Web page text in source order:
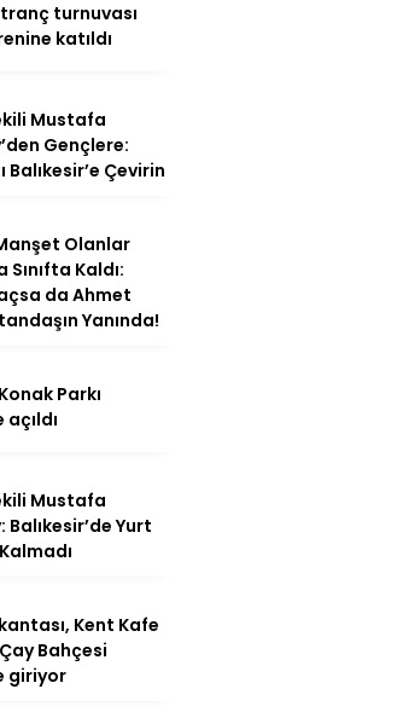
turnuvası
katıldı
Mustafa
Gençlere:
Balıkesir’e Çevirin
Olanlar
Kaldı:
da Ahmet
Yanında!
Parkı
Mustafa
Balıkesir’de Yurt
Kent Kafe
Bahçesi
giriyor